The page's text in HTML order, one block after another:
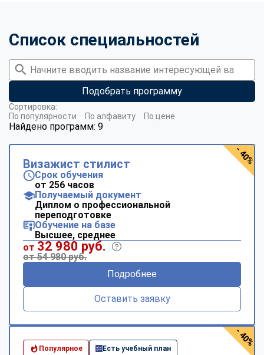
Список специальностей
Подобрать программу
Найдено программ: 9
Сортировка:
По популярности
По алфавиту По цене
Визажист стилист
Срок обучения
от 256 часов
Получаемый документ
Диплом о профессиональной
переподготовке
Обучение на базе
Высшее, среднее
от 32 980 руб.
от 54 980 руб.
Подробнее
Оставить заявку
- 40%
Популярное Есть учебный план
- 40%